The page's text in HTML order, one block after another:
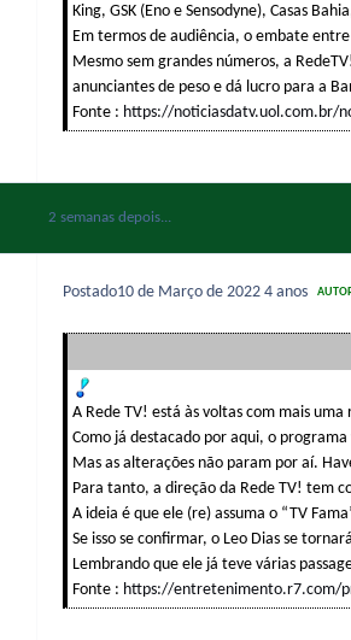
King, GSK (Eno e Sensodyne), Casas
Em termos de audiência, o embate
Mesmo sem grandes números, a
anunciantes de peso e dá lucro para a
Fonte : https://noticiasdatv.uol.com.br/
2 semanas depois...
Postado10 de Março de 2022 4 anos
A Rede TV! está às voltas com mais
Como já destacado por aqui, o
Mas as alterações não param por aí.
Para tanto, a direção da Rede TV! tem
A ideia é que ele (re) assuma o “TV
Se isso se confirmar, o Leo Dias se
Lembrando que ele já teve várias
Fonte : https://entretenimento.r7.com/